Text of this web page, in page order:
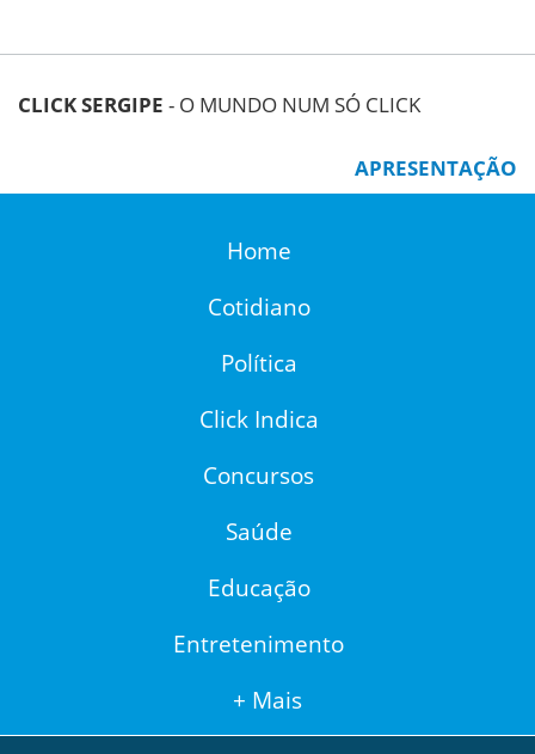
CLICK SERGIPE - O MUNDO NUM SÓ CLICK
APRESENTAÇÃO
Home
Cotidiano
Política
Click Indica
Concursos
Saúde
Educação
Entretenimento
+ Mais